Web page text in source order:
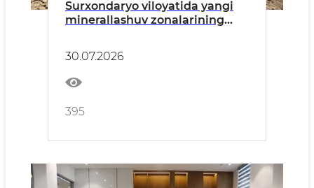
Surxondaryo viloyatida yangi
minerallashuv zonalarining
30.07.2026
395